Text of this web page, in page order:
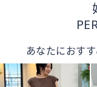
あなたにおす